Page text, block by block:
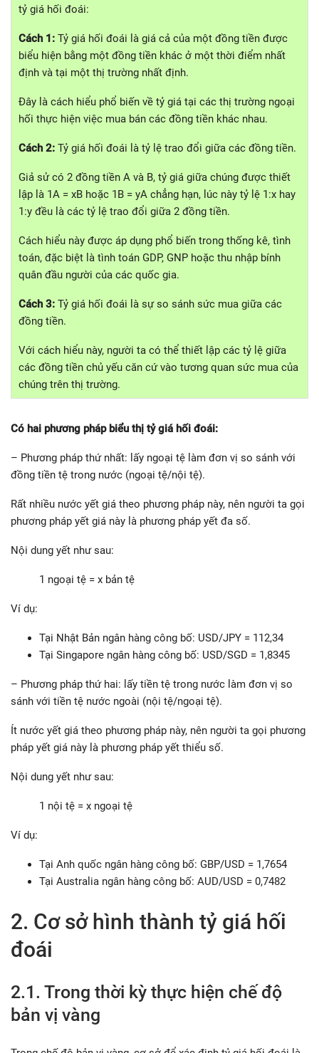
tỷ giá hối đoái:
Cách 1: Tỷ giá hối đoái là giá cả của một đồng tiền được
biểu hiện bằng một đồng tiền khác ở một thời điểm nhất
định và tại một thị trường nhất định.
Đây là cách hiểu phổ biến về tỷ giá tại các thị trường ngoại
hối thực hiện việc mua bán các đồng tiền khác nhau.
Cách 2: Tỷ giá hối đoái là tỷ lệ trao đổi giữa các đồng tiền.
Giả sử có 2 đồng tiền A và B, tỷ giá giữa chúng được thiết
lập là 1A = xB hoặc 1B = yA chẳng hạn, lúc này tỷ lệ 1:x hay
1:y đều là các tỷ lệ trao đổi giữa 2 đồng tiền.
Cách hiểu này được áp dụng phổ biến trong thống kê, tình
toán, đặc biệt là tình toán GDP, GNP hoặc thu nhập bính
quân đầu người của các quốc gia.
Cách 3: Tỷ giá hối đoái là sự so sánh sức mua giữa các
đồng tiền.
Với cách hiểu này, người ta có thể thiết lập các tỷ lệ giữa
các đồng tiền chủ yếu căn cứ vào tương quan sức mua của
chúng trên thị trường.
Có hai phương pháp biểu thị tỷ giá hối đoái:
– Phương pháp thứ nhất: lấy ngoại tệ làm đơn vị so sánh với
đồng tiền tệ trong nước (ngoại tệ/nội tệ).
Rất nhiều nước yết giá theo phương pháp này, nên người ta gọi
phương pháp yết giá này là phương pháp yết đa số.
Nội dung yết như sau:
1 ngoại tệ = x bản tệ
Ví dụ:
Tại Nhật Bản ngân hàng công bố: USD/JPY = 112,34
Tại Singapore ngân hàng công bố: USD/SGD = 1,8345
– Phương pháp thứ hai: lấy tiền tệ trong nước làm đơn vị so
sánh với tiền tệ nước ngoài (nội tệ/ngoại tệ).
Ít nước yết giá theo phương pháp này, nên người ta gọi phương
pháp yết giá này là phương pháp yết thiểu số.
Nội dung yết như sau:
1 nội tệ = x ngoại tệ
Ví dụ:
Tại Anh quốc ngân hàng công bố: GBP/USD = 1,7654
Tại Australia ngân hàng công bố: AUD/USD = 0,7482
2. Cơ sở hình thành tỷ giá hối
đoái
2.1. Trong thời kỳ thực hiện chế độ
bản vị vàng